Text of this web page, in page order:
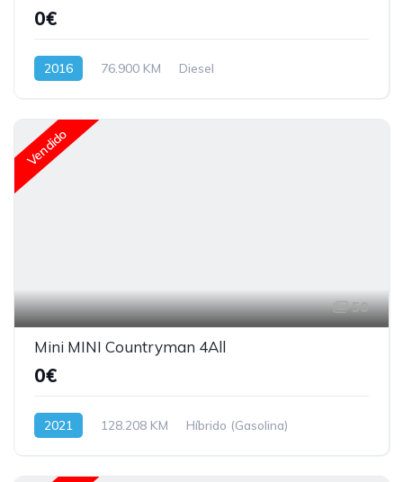
0€
2016 76.900 KM Diesel
Vendido
50
Mini MINI Countryman 4All
0€
2021 128.208 KM Híbrido (Gasolina)